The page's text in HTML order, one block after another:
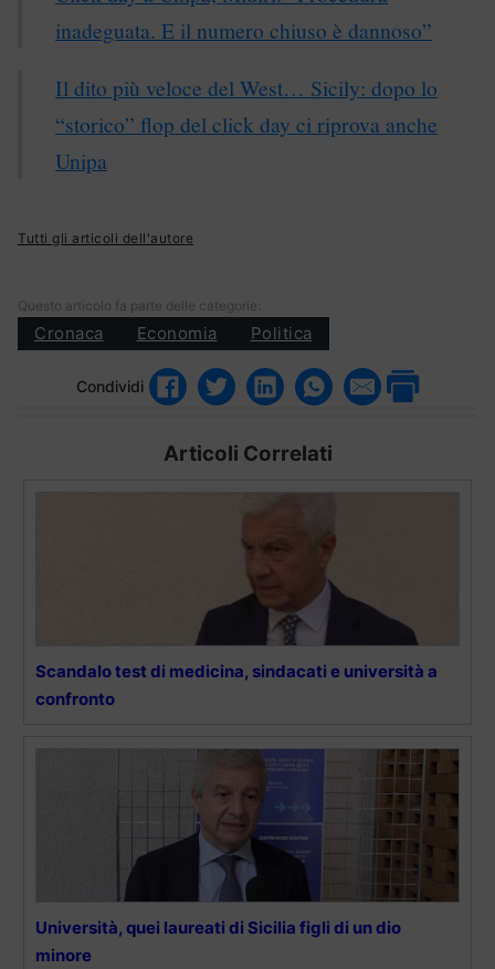
inadeguata. E il numero chiuso è dannoso”
Il dito più veloce del West… Sicily: dopo lo
“storico” flop del click day ci riprova anche
Unipa
Tutti gli articoli dell'autore
Questo articolo fa parte delle categorie:
Cronaca Economia Politica
Condividi
Articoli Correlati
Scandalo test di medicina, sindacati e università a
confronto
Università, quei laureati di Sicilia figli di un dio
minore